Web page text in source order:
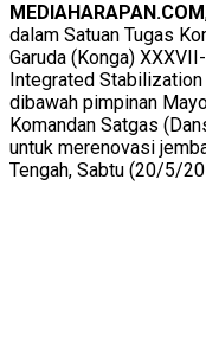
MEDIAHARAPAN.COM
dalam Satuan Tugas
Garuda (Konga)
Integrated
dibawah pimpinan
Komandan Satgas
untuk merenovasi
Tengah, Sabtu (20/5/